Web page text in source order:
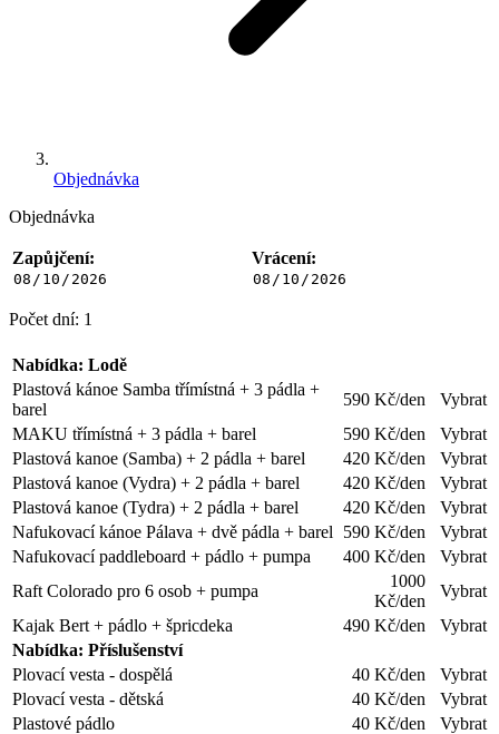
Objednávka
Objednávka
Zapůjčení: Vrácení:
Počet dní: 1
Nabídka: Lodě
Plastová kánoe Samba třímístná + 3 pádla +
barel
590 Kč/den
Vybrat
MAKU třímístná + 3 pádla + barel
590 Kč/den
Vybrat
Plastová kanoe (Samba) + 2 pádla + barel
420 Kč/den
Vybrat
Plastová kanoe (Vydra) + 2 pádla + barel
420 Kč/den
Vybrat
Plastová kanoe (Tydra) + 2 pádla + barel
420 Kč/den
Vybrat
Nafukovací kánoe Pálava + dvě pádla + barel
590 Kč/den
Vybrat
Nafukovací paddleboard + pádlo + pumpa
400 Kč/den
Vybrat
Raft Colorado pro 6 osob + pumpa
1000
Kč/den
Vybrat
Kajak Bert + pádlo + špricdeka
490 Kč/den
Vybrat
Nabídka: Příslušenství
Plovací vesta - dospělá
40 Kč/den
Vybrat
Plovací vesta - dětská
40 Kč/den
Vybrat
Plastové pádlo
40 Kč/den
Vybrat